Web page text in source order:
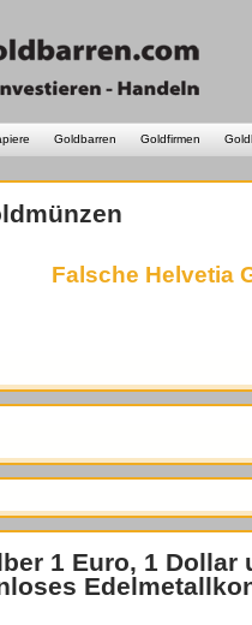
Goldbarren Goldfirmen
Falsche Helvetia
1 Euro, 1 Dollar